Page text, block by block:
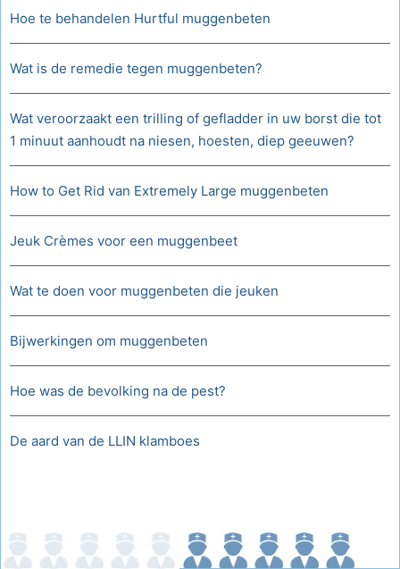
Hoe te behandelen Hurtful muggenbeten
Wat is de remedie tegen muggenbeten?
Wat veroorzaakt een trilling of gefladder in uw borst die tot
1 minuut aanhoudt na niesen, hoesten, diep geeuwen?
How to Get Rid van Extremely Large muggenbeten
Jeuk Crèmes voor een muggenbeet
Wat te doen voor muggenbeten die jeuken
Bijwerkingen om muggenbeten
Hoe was de bevolking na de pest?
De aard van de LLIN klamboes